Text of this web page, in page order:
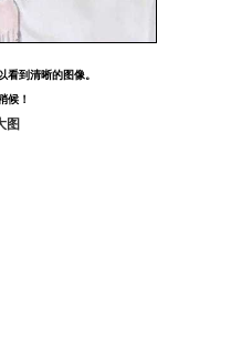
看到清晰的图像。
候！
图